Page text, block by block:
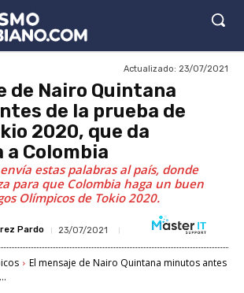
Actualizado: 23/07/2021
de Nairo Quintana
de la prueba de
2020, que da
a Colombia
estas palabras al país, donde
para que Colombia haga un buen
Olímpicos de Tokio 2020.
Pardo 23/07/2021
El mensaje de Nairo Quintana minutos antes